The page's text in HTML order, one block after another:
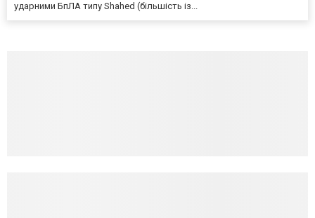
ударними БпЛА типу Shahed (більшість із...